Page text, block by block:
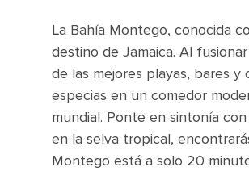
La Bahía Montego, conocida
destino de Jamaica. Al
de las mejores playas, bares
especias en un comedor
mundial. Ponte en sintonía
en la selva tropical,
Montego está a solo 20